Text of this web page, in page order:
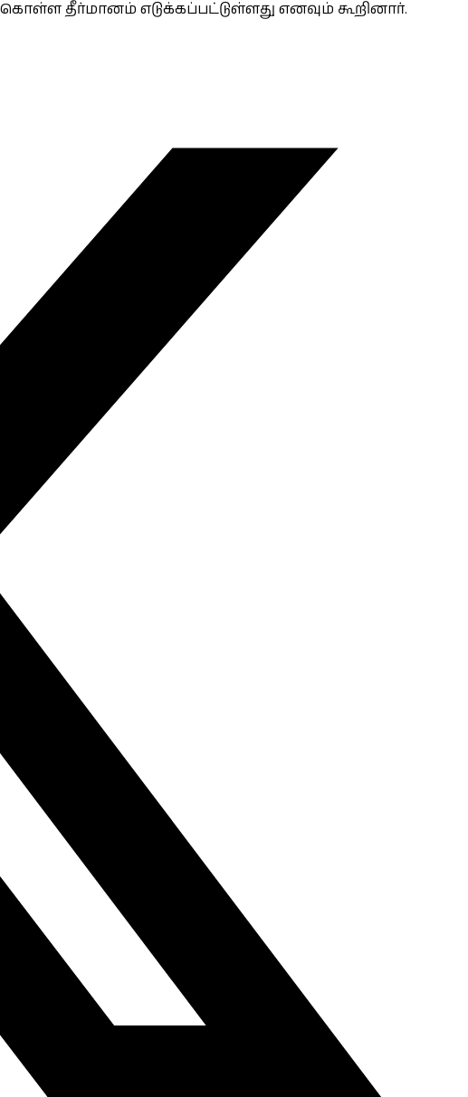
தீர்மானம் எடுக்கப்பட்டுள்ளது எனவும் கூறினார்.